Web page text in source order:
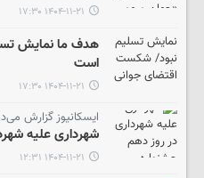
۱۴۰۴-۱۱-۲۱ ۱۷:۳۰
هدف ما نمایش
است
۱۴۰۴-۱۱-۲۱ ۱۷:۳۰
ایسکانیوز گزارش
شهرداری علیه
۱۴۰۴-۱۱-۲۱ ۱۲:۳۱